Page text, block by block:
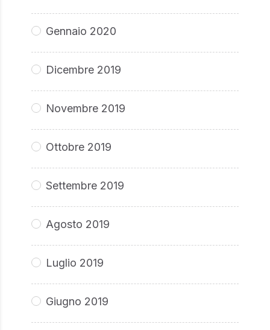
Gennaio 2020
Dicembre 2019
Novembre 2019
Ottobre 2019
Settembre 2019
Agosto 2019
Luglio 2019
Giugno 2019